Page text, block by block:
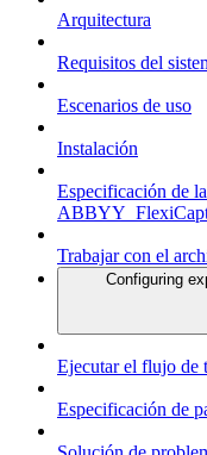
Arquitectura
Requisitos del
Escenarios de uso
Instalación
Especificación de
Trabajar con el
Configuring
Ejecutar el flujo de
Especificación de